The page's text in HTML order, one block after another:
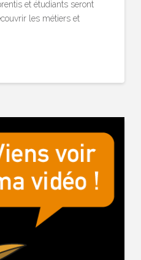
et étudiants seront
les métiers et